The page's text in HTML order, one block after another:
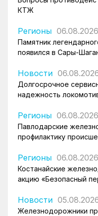
КТЖ
Регионы 06.08.2026
Памятник
появился в Сары-
Новости
Долгосрочное
надежность
Регионы 06.08.2026
Павлодарские
профилактику
Регионы 06.08.2026
Костанайские
акцию «Безопасный
Новости
Железнодорожники